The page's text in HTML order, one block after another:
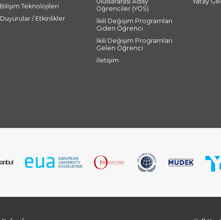
Bilişim Teknolojileri
Duyurular / Etkinlikler
Öğrenciler (YÖS)
İkili Değişim Programları
Giden Öğrenci
İkili Değişim Programları
Gelen Öğrenci
İletişim